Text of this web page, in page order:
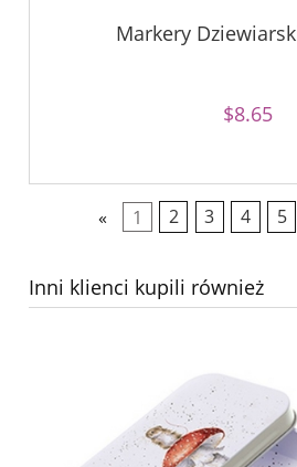
Markery
$8.65
« 1 2 3 4 5
Inni klienci kupili również